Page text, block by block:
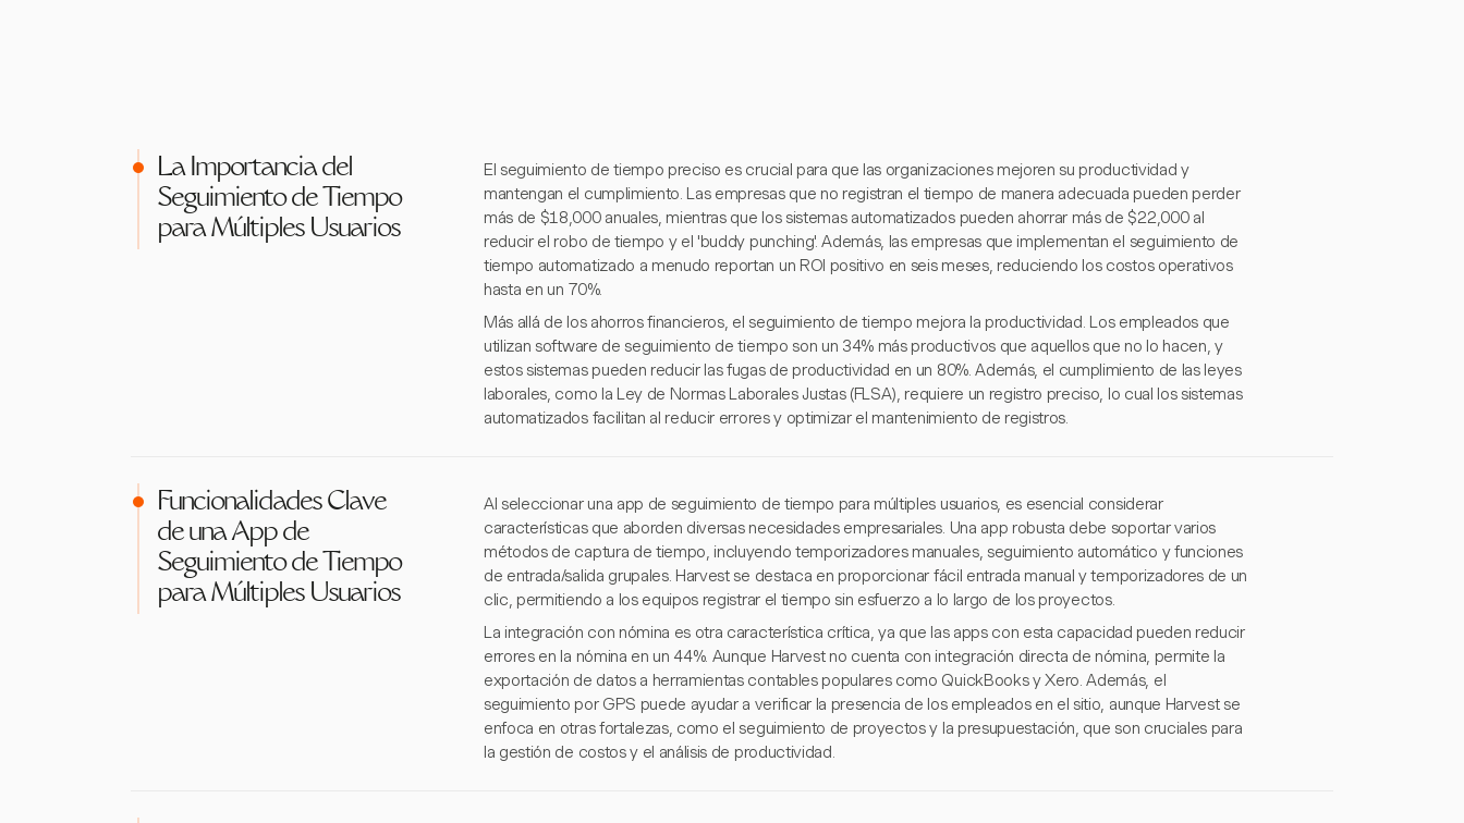
La Importancia del
Seguimiento de Tiempo
para Múltiples Usuarios
El seguimiento de tiempo preciso es crucial para que las organizaciones mejoren su productividad y
mantengan el cumplimiento. Las empresas que no registran el tiempo de manera adecuada pueden perder
más de $18,000 anuales, mientras que los sistemas automatizados pueden ahorrar más de $22,000 al
reducir el robo de tiempo y el 'buddy punching'. Además, las empresas que implementan el seguimiento de
tiempo automatizado a menudo reportan un ROI positivo en seis meses, reduciendo los costos operativos
hasta en un 70%.
Más allá de los ahorros financieros, el seguimiento de tiempo mejora la productividad. Los empleados que
utilizan software de seguimiento de tiempo son un 34% más productivos que aquellos que no lo hacen, y
estos sistemas pueden reducir las fugas de productividad en un 80%. Además, el cumplimiento de las leyes
laborales, como la Ley de Normas Laborales Justas (FLSA), requiere un registro preciso, lo cual los sistemas
automatizados facilitan al reducir errores y optimizar el mantenimiento de registros.
Funcionalidades Clave
de una App de
Seguimiento de Tiempo
para Múltiples Usuarios
Al seleccionar una app de seguimiento de tiempo para múltiples usuarios, es esencial considerar
características que aborden diversas necesidades empresariales. Una app robusta debe soportar varios
métodos de captura de tiempo, incluyendo temporizadores manuales, seguimiento automático y funciones
de entrada/salida grupales. Harvest se destaca en proporcionar fácil entrada manual y temporizadores de un
clic, permitiendo a los equipos registrar el tiempo sin esfuerzo a lo largo de los proyectos.
La integración con nómina es otra característica crítica, ya que las apps con esta capacidad pueden reducir
errores en la nómina en un 44%. Aunque Harvest no cuenta con integración directa de nómina, permite la
exportación de datos a herramientas contables populares como QuickBooks y Xero. Además, el
seguimiento por GPS puede ayudar a verificar la presencia de los empleados en el sitio, aunque Harvest se
enfoca en otras fortalezas, como el seguimiento de proyectos y la presupuestación, que son cruciales para
la gestión de costos y el análisis de productividad.